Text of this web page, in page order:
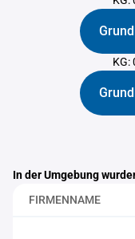
KG:
In der Umgebung
FIRMENNAME